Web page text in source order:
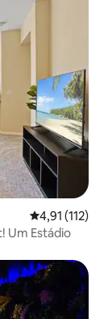
4,91 de uma
4,91 (112)
Um Estádio